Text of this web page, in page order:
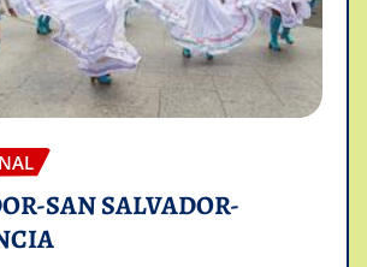
SAN SALVADOR-